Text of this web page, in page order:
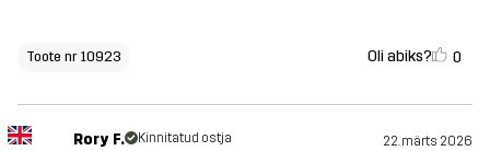
Toote nr 10923 Oli abiks? 0
Rory F. Kinnitatud ostja 22. märts 2026